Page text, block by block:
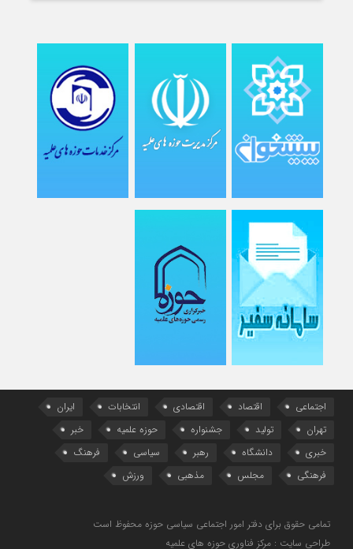
اجتماعی اقتصاد اقتصادی انتخابات
ایران
تهران
تولید جشنواره حوزه علمیه
خبر
خبری
دانشگاه رهبر سیاسی
فرهنگ
فرهنگی
مجلس مذهبی ورزش
تمامی حقوق برای دفتر امور اجتماعی سیاسی حوزه محفوظ است
طراحی سایت : مرکز فناوری حوزه های علمیه